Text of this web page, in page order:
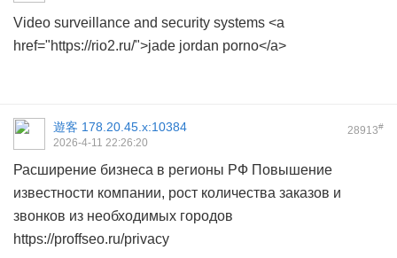
Video surveillance and security systems <a
href="https://rio2.ru/">jade jordan porno</a>
28913#
遊客 178.20.45.x:10384
2026-4-11 22:26:20
Расширение бизнеса в регионы РФ Повышение
известности компании, рост количества заказов и
звонков из необходимых городов
https://proffseo.ru/privacy